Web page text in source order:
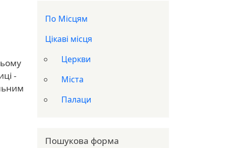
-
По Місцям
Цікаві місця
Церкви
Міста
Палаци
Пошукова форма